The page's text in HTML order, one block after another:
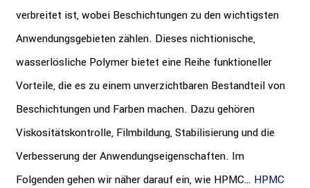
verbreitet ist, wobei Beschichtungen zu den wichtigsten
Anwendungsgebieten zählen. Dieses nichtionische,
wasserlösliche Polymer bietet eine Reihe funktioneller
Vorteile, die es zu einem unverzichtbaren Bestandteil von
Beschichtungen und Farben machen. Dazu gehören
Viskositätskontrolle, Filmbildung, Stabilisierung und die
Verbesserung der Anwendungseigenschaften. Im
Folgenden gehen wir näher darauf ein, wie HPMC… HPMC